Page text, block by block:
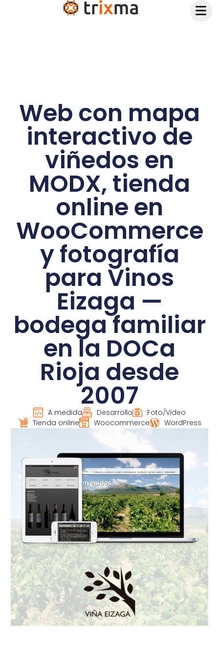
Web con mapa
interactivo de
viñedos en
MODX, tienda
online en
WooCommerce
y fotografía
para Vinos
Eizaga —
bodega familiar
en la DOCa
Rioja desde
2007
A medida Desarrollo
Foto/Video
Tienda online
Woocommerce WordPress